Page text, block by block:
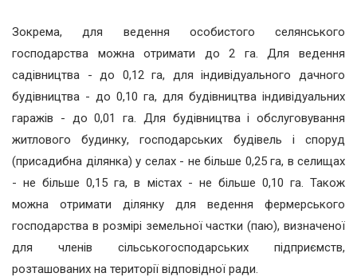
Зокрема, для ведення особистого селянського
господарства можна отримати до 2 га. Для ведення
садівництва - до 0,12 га, для індивідуального дачного
будівництва - до 0,10 га, для будівництва індивідуальних
гаражів - до 0,01 га. Для будівництва і обслуговування
житлового будинку, господарських будівель і споруд
(присадибна ділянка) у селах - не більше 0,25 га, в селищах
- не більше 0,15 га, в містах - не більше 0,10 га. Також
можна отримати ділянку для ведення фермерського
господарства в розмірі земельної частки (паю), визначеної
для членів сільськогосподарських підприємств,
розташованих на території відповідної ради.